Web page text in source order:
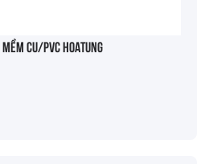
Cu/PVC HOATUNG